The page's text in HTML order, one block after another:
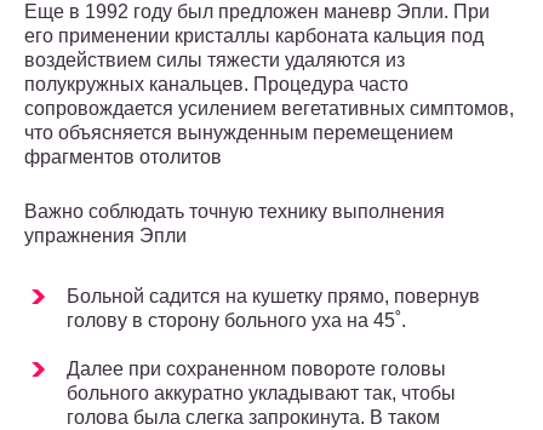
Еще в 1992 году был предложен маневр Эпли. При
его применении кристаллы карбоната кальция под
воздействием силы тяжести удаляются из
полукружных канальцев. Процедура часто
сопровождается усилением вегетативных симптомов,
что объясняется вынужденным перемещением
фрагментов отолитов
Важно соблюдать точную технику выполнения
упражнения Эпли
Больной садится на кушетку прямо, повернув
голову в сторону больного уха на 45˚.
Далее при сохраненном повороте головы
больного аккуратно укладывают так, чтобы
голова была слегка запрокинута. В таком